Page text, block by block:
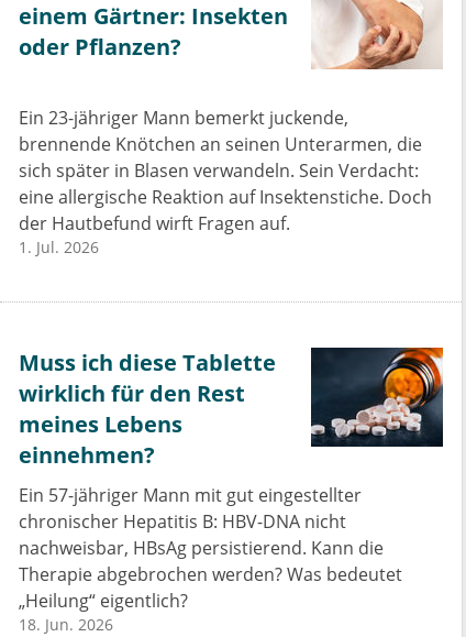
einem Gärtner: Insekten
oder Pflanzen?
Ein 23-jähriger Mann bemerkt juckende,
brennende Knötchen an seinen Unterarmen, die
sich später in Blasen verwandeln. Sein Verdacht:
eine allergische Reaktion auf Insektenstiche. Doch
der Hautbefund wirft Fragen auf.
1. Jul. 2026
Muss ich diese Tablette
wirklich für den Rest
meines Lebens
einnehmen?
Ein 57-jähriger Mann mit gut eingestellter
chronischer Hepatitis B: HBV-DNA nicht
nachweisbar, HBsAg persistierend. Kann die
Therapie abgebrochen werden? Was bedeutet
„Heilung“ eigentlich?
18. Jun. 2026